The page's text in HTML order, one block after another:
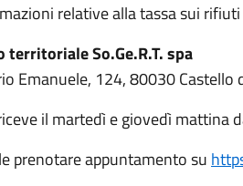
relative alla tassa sui
territoriale So.Ge.R.T. spa
Emanuele, 124, 80030 Castello
il martedì e giovedì mattina
prenotare appuntamento su